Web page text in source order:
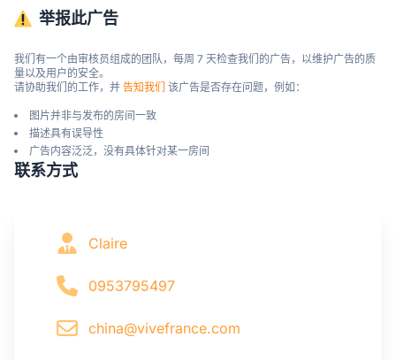
举报此广告
我们有一个由审核员组成的团队，每周 7 天检查我们的广告，以维护广告的质
量以及用户的安全。
请协助我们的工作，并 告知我们 该广告是否存在问题，例如：
图片并非与发布的房间一致
描述具有误导性
广告内容泛泛，没有具体针对某一房间
联系方式
Claire
0953795497
china@vivefrance.com